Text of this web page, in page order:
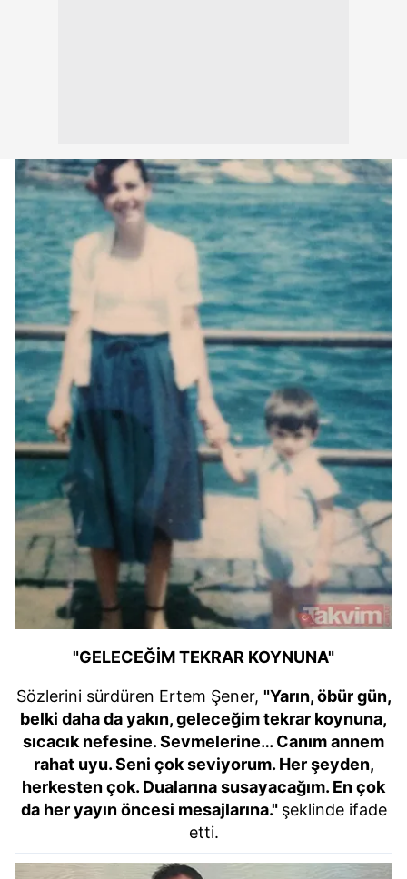
ilgili mevzuata uygun olarak kullanılan çerezlerle ilgili bilgi
almak için lütfentıklayınız.
"GELECEĞİM TEKRAR KOYNUNA"
Sözlerini sürdüren Ertem Şener, "Yarın, öbür gün,
belki daha da yakın, geleceğim tekrar koynuna,
sıcacık nefesine. Sevmelerine… Canım annem
rahat uyu. Seni çok seviyorum. Her şeyden,
herkesten çok. Dualarına susayacağım. En çok
da her yayın öncesi mesajlarına." şeklinde ifade
etti.